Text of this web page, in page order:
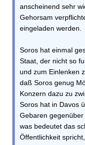
anscheinend sehr
Gehorsam
eingeladen werden.
Soros hat einmal
Staat, der nicht so
und zum Einlenken
daß Soros genug
Konzern dazu zu
Soros hat in Davos
Gebaren
was bedeutet das
Öffentlichkeit